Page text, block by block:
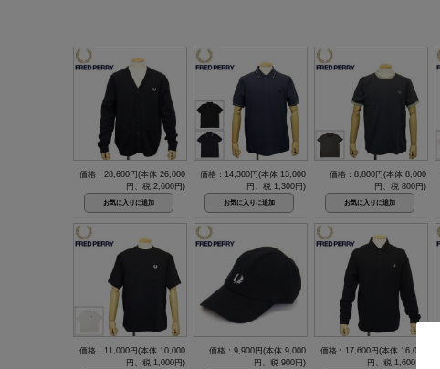
価格：28,600円(本体 26,000
円、税 2,600円)
価格：14,300円(本体 13,000
円、税 1,300円)
価格：8,800円(本体 8,000
円、税 800円)
価格：11,000円(本体 10,000
円、税 1,000円)
価格：9,900円(本体 9,000
円、税 900円)
価格：17,600円(本体 16,000
円、税 1,600円)